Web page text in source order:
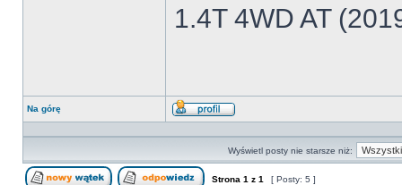
1.4T 4WD AT
Na górę
Wyświetl
Wyświetl posty nie starsze niż:
Strona 1 z 1 [ Posty: 5 ]